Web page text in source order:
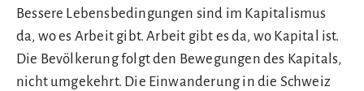
Bessere Lebensbedingungen sind im Kapitalismus
da, wo es Arbeit gibt. Arbeit gibt es da, wo Kapital ist.
Die Bevölkerung folgt den Bewegungen des Kapitals,
nicht umgekehrt. Die Einwanderung in die Schweiz